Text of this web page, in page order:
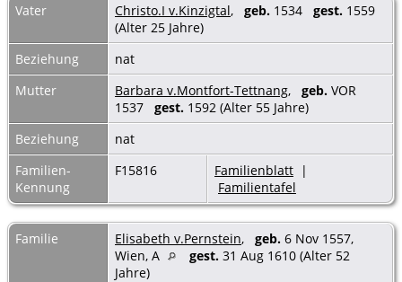
Vater Christo.I v.Kinzigtal, geb. 1534 gest. 1559
(Alter 25 Jahre)
Beziehung
nat
Mutter
Barbara v.Montfort-Tettnang, geb. VOR
1537 gest. 1592 (Alter 55 Jahre)
Beziehung
nat
Familien-
Kennung
F15816 Familienblatt |
Familientafel
Familie Elisabeth v.Pernstein, geb. 6 Nov 1557,
Wien, A
gest. 31 Aug 1610 (Alter 52
Jahre)